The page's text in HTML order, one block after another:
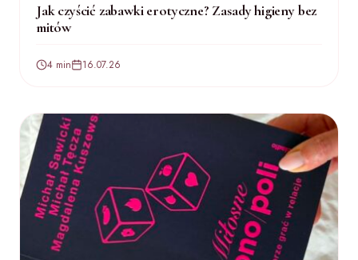
Jak czyścić zabawki erotyczne? Zasady higieny bez
mitów
4 min 16.07.26